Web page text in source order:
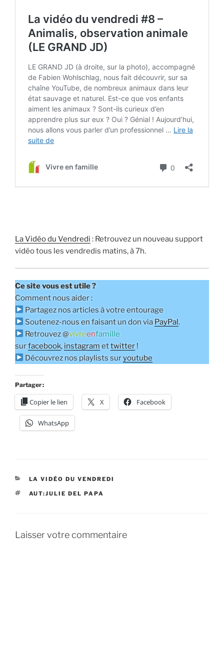
La Vidéo du Vendredi : Retrouvez un nouveau support
vidéo tous les vendredis matins, à 7h.
Ce site vous est utile ?
Comment nous aider :
Partagez nos articles à votre entourage
Soutenez-nous en faisant un don via PayPal.
Retrouvez @vivreenfamille
surfacebook, instagram ettwitter !
Découvrez nos playlists suryoutube
Partager :
Copier le lien X Facebook
WhatsApp
CATÉGORIES
LA VIDÉO DU VENDREDI
ÉTIQUETTES
AUT:JULIE DEL PAPA
Laisser votre commentaire